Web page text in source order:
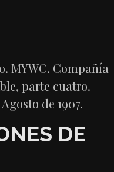
MYWC. Compañía
parte cuatro.
de 1907.
DE